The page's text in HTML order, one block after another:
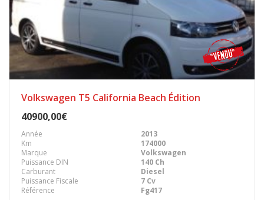
Volkswagen T5 California Beach Édition
40900,00€
Année
2013
Km
174000
Marque
Volkswagen
Puissance DIN
140 Ch
Carburant
Diesel
Puissance Fiscale
7 Cv
Référence
Fg417